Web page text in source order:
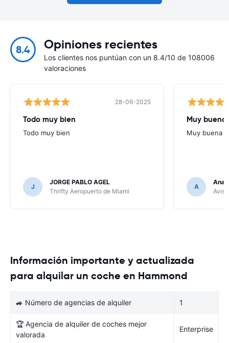
8.4 Opiniones recientes
Los clientes nos puntúan con un 8.4/10 de 108006
valoraciones
28-06-2025
Todo muy bien
Todo muy bien
J
JORGE PABLO AGEL
Thrifty Aeropuerto de Miami
Muy buena
Muy buena
A
Ana
Avis
Información importante y actualizada
para alquilar un coche en Hammond
🚙 Número de agencias de alquiler 1
🏆 Agencia de alquiler de coches mejor
valorada
Enterprise